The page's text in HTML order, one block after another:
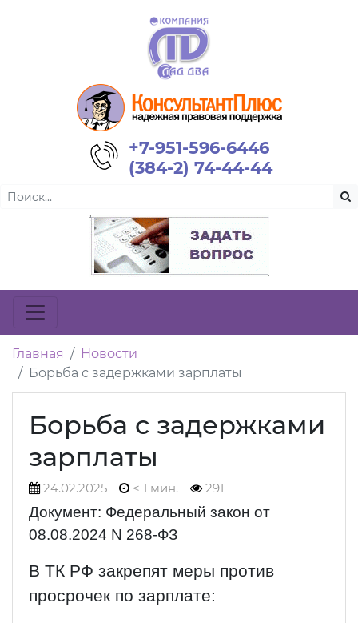
+7-951-596-6446
(384-2) 74-44-44
Главная
Новости
Борьба с задержками зарплаты
Борьба с задержками
зарплаты
24.02.2025 < 1 мин. 291
Документ: Федеральный закон от
08.08.2024 N 268-ФЗ
В ТК РФ закрепят меры против
просрочек по зарплате: